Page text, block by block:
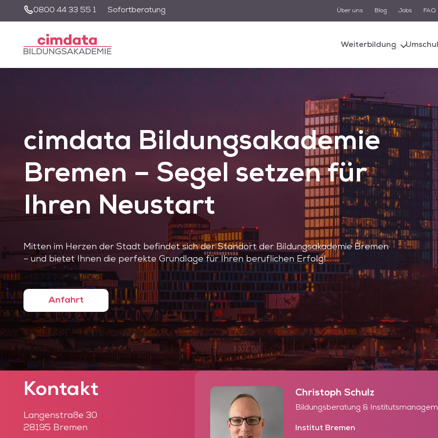
0800 44 33 55 1 Sofortberatung Über uns Blog Jobs FAQ
Weiterbildung
Suche
Alle akzeptieren
cimdata Bildungsakademie
Bremen – Segel setzen für
Ihren Neustart
Mitten im Herzen der Stadt befindet sich der Standort der Bildungsakademie Bremen
– und bietet Ihnen die perfekte Grundlage für Ihren beruflichen Erfolg!
Anfahrt
Kontakt
Langenstraße 30
28195 Bremen
Christoph Schulz
Bildungsberatung &
Institut Bremen